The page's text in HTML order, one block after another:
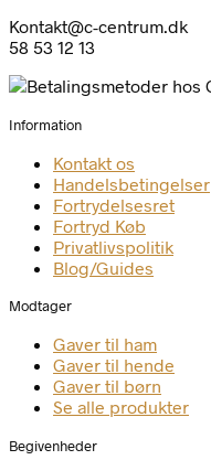
Kontakt@c-centrum.dk
58 53 12 13
Information
Kontakt os
Handelsbetingelser
Fortrydelsesret
Fortryd Køb
Privatlivspolitik
Blog/Guides
Modtager
Gaver til ham
Gaver til hende
Gaver til børn
Se alle produkter
Begivenheder